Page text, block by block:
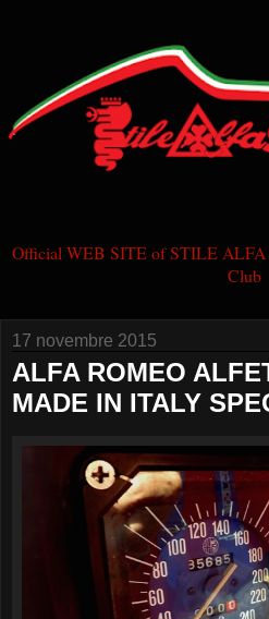
Official WEB SITE of STILE ALFA
Club
17 novembre 2015
ALFA ROMEO
MADE IN ITALY